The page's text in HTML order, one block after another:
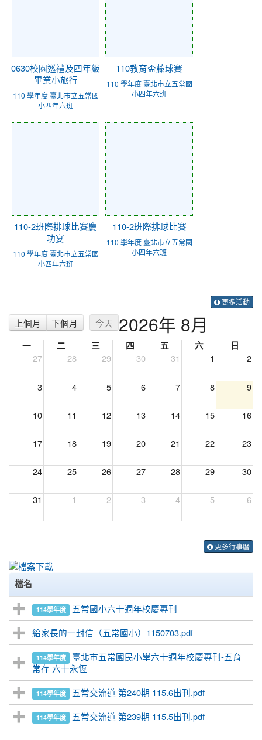
0630校園巡禮及四年級
畢業小旅行
110 學年度 臺北市立五常國
小四年六班
110教育盃藤球賽
110 學年度 臺北市立五常國
小四年六班
110-2班際排球比賽慶
功宴
110 學年度 臺北市立五常國
小四年六班
110-2班際排球比賽
110 學年度 臺北市立五常國
小四年六班
更多活動
上個月 下個月 今天 2026年 8月
一 二 三 四 五 六
日
27
28 29 30 31 1 2
3 4 5 6 7 8 9
10 11 12 13 14 15 16
17 18 19 20 21 22 23
24 25 26 27 28 29 30
31 1 2 3 4 5 6
更多行事曆
檔名
114學年度
五常國小六十週年校慶專刊
給家長的一封信（五常國小）1150703.pdf
114學年度
臺北市五常國民小學六十週年校慶專刊-五育
常存 六十永恆
114學年度 五常交流道 第240期 115.6出刊.pdf
114學年度 五常交流道 第239期 115.5出刊.pdf